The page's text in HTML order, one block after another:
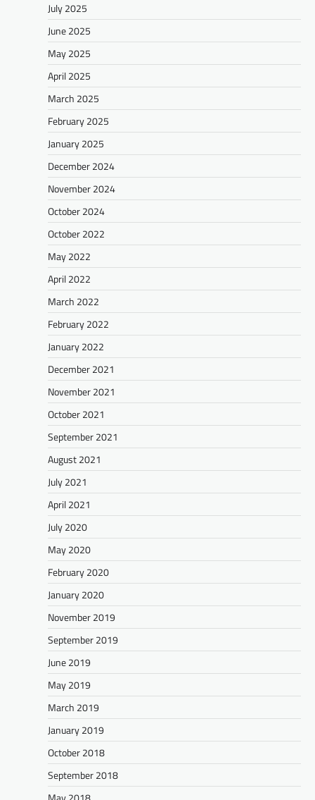
July 2025
June 2025
May 2025
April 2025
March 2025
February 2025
January 2025
December 2024
November 2024
October 2024
October 2022
May 2022
April 2022
March 2022
February 2022
January 2022
December 2021
November 2021
October 2021
September 2021
August 2021
July 2021
April 2021
July 2020
May 2020
February 2020
January 2020
November 2019
September 2019
June 2019
May 2019
March 2019
January 2019
October 2018
September 2018